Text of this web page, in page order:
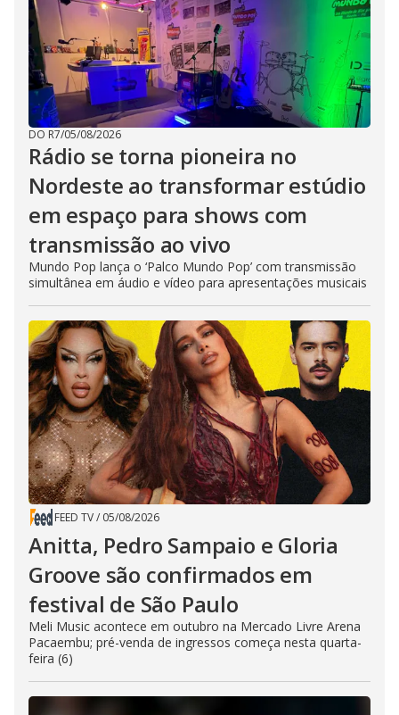
DO R7/05/08/2026
Rádio se torna pioneira no
Nordeste ao transformar estúdio
em espaço para shows com
transmissão ao vivo
Mundo Pop lança o ‘Palco Mundo Pop’ com transmissão
simultânea em áudio e vídeo para apresentações musicais
FEED TV/ 05/08/2026
Anitta, Pedro Sampaio e Gloria
Groove são confirmados em
festival de São Paulo
Meli Music acontece em outubro na Mercado Livre Arena
Pacaembu; pré-venda de ingressos começa nesta quarta-
feira (6)